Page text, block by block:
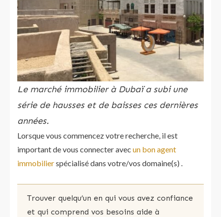
Le marché immobilier à Dubaï a subi une
série de hausses et de baisses ces dernières
années.
Lorsque vous commencez votre recherche, il est
important de vous connecter avec un bon agent
immobilierspécialisé dans votre/vos domaine(s) .
Trouver quelqu’un en qui vous avez confiance
et qui comprend vos besoins aide à